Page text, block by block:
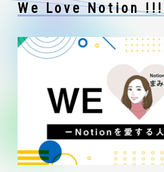
We Love Notion !!!